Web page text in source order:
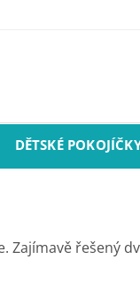
DĚTSKÉ
Zajímavě řešený